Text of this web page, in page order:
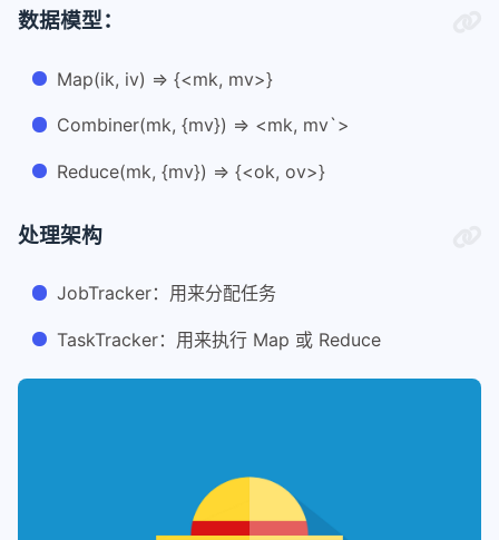
数据模型：
Map(ik, iv) => {<mk, mv>}
Combiner(mk, {mv}) => <mk, mv`>
Reduce(mk, {mv}) => {<ok, ov>}
处理架构
JobTracker：用来分配任务
TaskTracker：用来执行 Map 或 Reduce